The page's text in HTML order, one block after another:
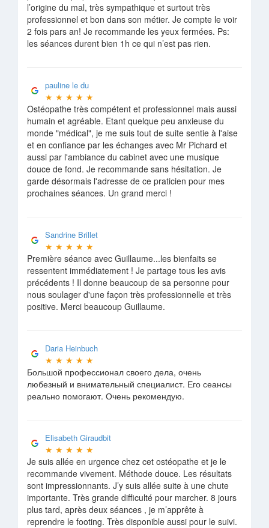
l’origine du mal, très sympathique et surtout très
professionnel et bon dans son métier. Je compte le voir
2 fois pars an! Je recommande les yeux fermées. Ps:
les séances durent bien 1h ce qui n’est pas rien.
pauline le du
★ ★ ★ ★ ★
Ostéopathe très compétent et professionnel mais aussi
humain et agréable. Etant quelque peu anxieuse du
monde "médical", je me suis tout de suite sentie à l'aise
et en confiance par les échanges avec Mr Pichard et
aussi par l'ambiance du cabinet avec une musique
douce de fond. Je recommande sans hésitation. Je
garde désormais l'adresse de ce praticien pour mes
prochaines séances. Un grand merci !
Sandrine Brillet
★ ★ ★ ★ ★
Première séance avec Guillaume...les bienfaits se
ressentent immédiatement ! Je partage tous les avis
précédents ! Il donne beaucoup de sa personne pour
nous soulager d'une façon très professionnelle et très
positive. Merci beaucoup Guillaume.
Daria Heinbuch
★ ★ ★ ★ ★
Большой профессионал своего дела, очень
любезный и внимательный специалист. Его сеансы
реально помогают. Очень рекомендую.
Elisabeth Giraudbit
★ ★ ★ ★ ★
Je suis allée en urgence chez cet ostéopathe et je le
recommande vivement. Méthode douce. Les résultats
sont impressionnants. J’y suis allée suite à une chute
importante. Très grande difficulté pour marcher. 8 jours
plus tard, après deux séances , je m’apprête à
reprendre le footing. Très disponible aussi pour le suivi.